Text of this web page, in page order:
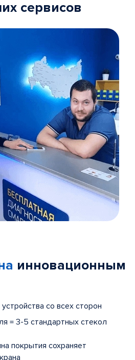
сервисов
инновационным
со всех сторон
= 3-5 стандартных стекол
покрытия сохраняет